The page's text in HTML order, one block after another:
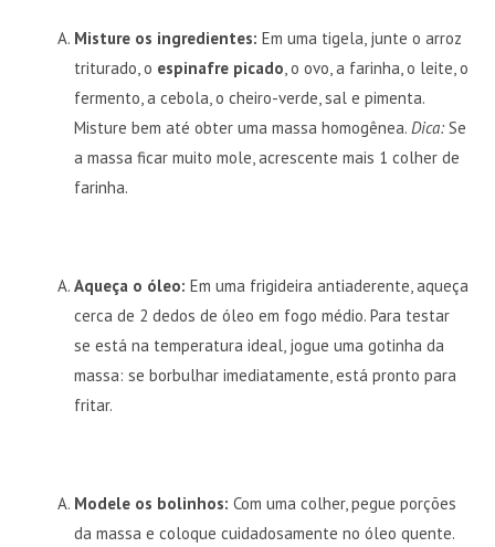
Misture os ingredientes: Em uma tigela, junte o arroz
triturado, o espinafre picado , o ovo, a farinha, o leite, o
fermento, a cebola, o cheiro-verde, sal e pimenta.
Misture bem até obter uma massa homogênea. Dica:Se
a massa ficar muito mole, acrescente mais 1 colher de
farinha.
Aqueça o óleo: Em uma frigideira antiaderente, aqueça
cerca de 2 dedos de óleo em fogo médio. Para testar
se está na temperatura ideal, jogue uma gotinha da
massa: se borbulhar imediatamente, está pronto para
fritar.
Modele os bolinhos: Com uma colher, pegue porções
da massa e coloque cuidadosamente no óleo quente.